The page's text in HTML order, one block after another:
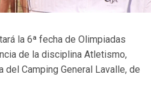
la 6ª fecha de Olimpiadas
de la disciplina Atletismo,
del Camping General Lavalle, de